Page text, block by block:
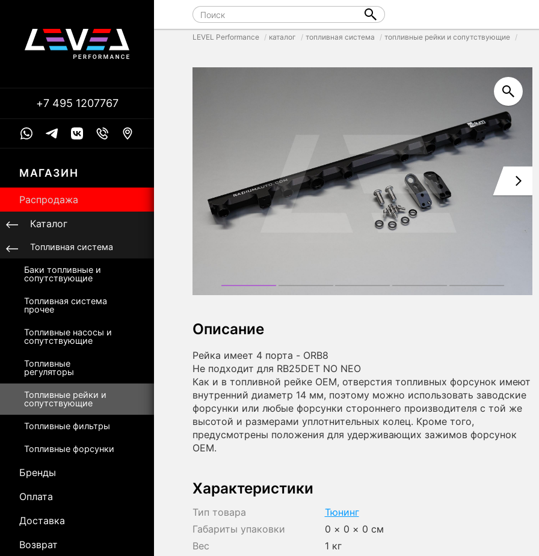
LEVEL Performance каталог топливная система топливные рейки и сопутствующие
Описание
Рейка имеет 4 порта - ORB8
Не подходит для RB25DET NO NEO
Как и в топливной рейке OEM, отверстия топливных форсунок имеют
внутренний диаметр 14 мм, поэтому можно использовать заводские
форсунки или любые форсунки стороннего производителя с той же
высотой и размерами уплотнительных колец. Кроме того,
предусмотрены положения для удерживающих зажимов форсунок
OEM.
Характеристики
Тип товара
Тюнинг
Габариты упаковки
0 × 0 × 0 см
Вес
1 кг
+7 495 1207767
МАГАЗИН
Распродажа
Каталог
Топливная система
Баки топливные и
сопутствующие
Топливная система
прочее
Топливные насосы и
сопутствующие
Топливные
регуляторы
Топливные рейки и
сопутствующие
Топливные фильтры
Топливные форсунки
Бренды
Оплата
Доставка
Возврат